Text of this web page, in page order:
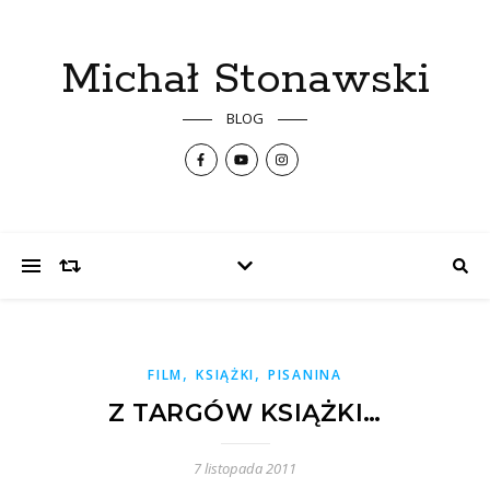
Michał Stonawski
BLOG
FILM,KSIĄŻKI,PISANINA
Z TARGÓW KSIĄŻKI…
7 listopada 2011